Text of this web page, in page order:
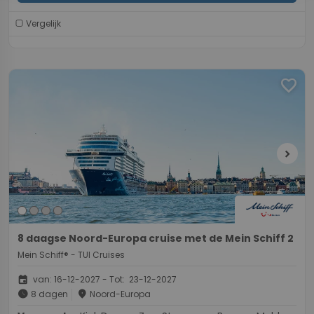
Vergelijk
favorite
chevron_right
8 daagse Noord-Europa cruise met de Mein Schiff 2
Mein Schiff® - TUI Cruises
event van: 16-12-2027 - Tot: 23-12-2027
schedule 8 dagen place Noord-Europa